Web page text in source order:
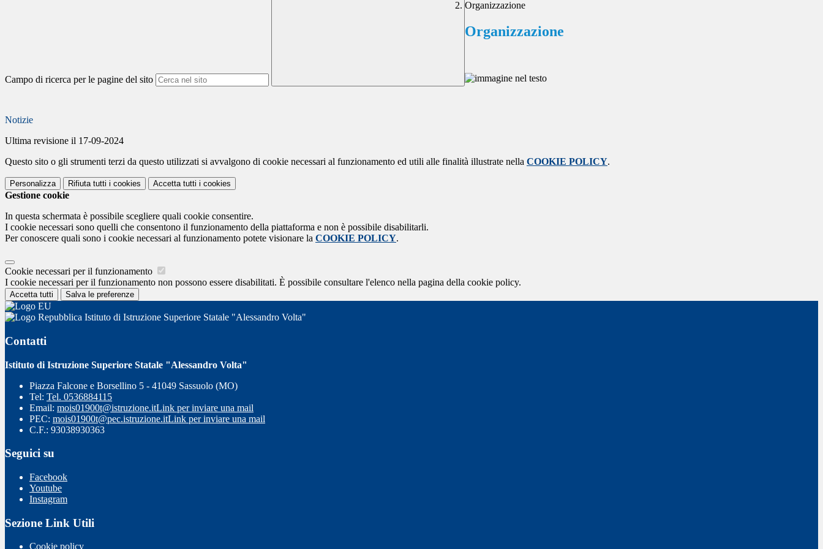
Campo di ricerca per le pagine del sito
Organizzazione
Organizzazione
Notizie
Ultima revisione il 17-09-2024
Questo sito o gli strumenti terzi da questo utilizzati si avvalgono di cookie necessari al funzionamento ed utili alle finalità illustrate nella COOKIE POLICY.
Personalizza Rifiuta tutti i cookies Accetta tutti i cookies
Gestione cookie
In questa schermata è possibile scegliere quali cookie consentire.
I cookie necessari sono quelli che consentono il funzionamento della piattaforma e non è possibile disabilitarli.
Per conoscere quali sono i cookie necessari al funzionamento potete visionare la COOKIE POLICY.
Cookie necessari per il funzionamento
I cookie necessari per il funzionamento non possono essere disabilitati. È possibile consultare l'elenco nella pagina della cookie policy.
Accetta tutti Salva le preferenze
Istituto di Istruzione Superiore Statale "Alessandro Volta"
Contatti
Istituto di Istruzione Superiore Statale "Alessandro Volta"
Piazza Falcone e Borsellino 5 - 41049 Sassuolo (MO)
Tel: Tel. 0536884115
Email: mois01900t@istruzione.itLink per inviare una mail
PEC: mois01900t@pec.istruzione.itLink per inviare una mail
C.F.: 93038930363
Seguici su
Facebook
Youtube
Instagram
Sezione Link Utili
Cookie policy